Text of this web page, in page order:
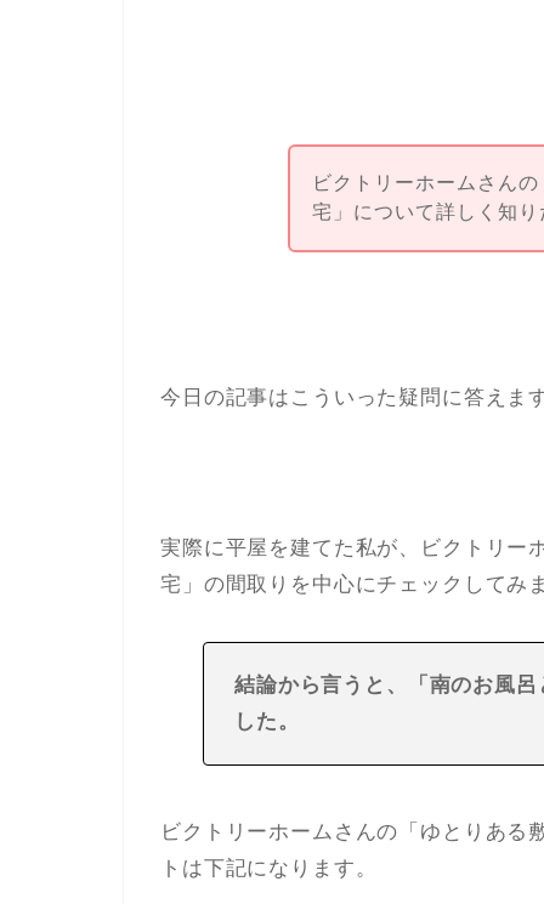
ビクトリーホームさん
宅」について詳しく知
今日の記事はこういった疑問に答えま
実際に平屋を建てた私が、ビクトリー
宅」の間取りを中心にチェックしてみ
結論から言うと、「南のお風
した。
ビクトリーホームさんの「ゆとりある
トは下記になります。